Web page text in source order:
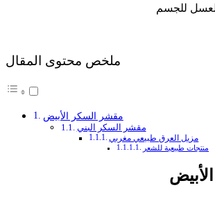
ملخص محتوى المقال
مقشر السكر الأبيض
مقشر السكر البني
مزيل العرق طبيعي مغربي
منتجات طبيعية للشعر